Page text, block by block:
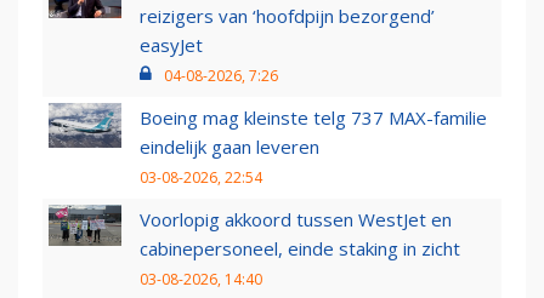
reizigers van ‘hoofdpijn bezorgend’
easyJet
04-08-2026, 7:26
Boeing mag kleinste telg 737 MAX-familie
eindelijk gaan leveren
03-08-2026, 22:54
Voorlopig akkoord tussen WestJet en
cabinepersoneel, einde staking in zicht
03-08-2026, 14:40